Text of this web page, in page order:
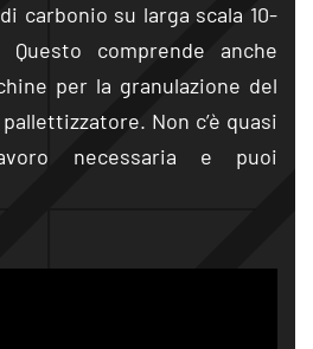
carbonio su larga scala 10-
comprende anche
per la granulazione del
Non c’è quasi
necessaria e puoi